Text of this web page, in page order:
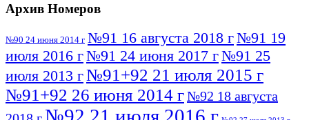
Архив Номеров
№90 24 июня 2014 г №91 16 августа 2018 г№91 19
июля 2016 г№91 24 июня 2017 г№91 25
июля 2013 г№91+92 21 июля 2015 г
№91+92 26 июня 2014 г№92 18 августа